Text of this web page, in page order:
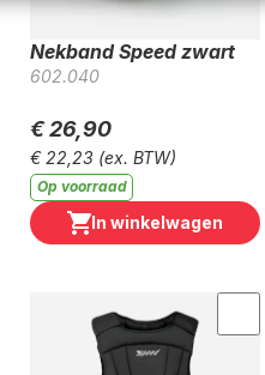
Nekband Speed zwart
602.040
€ 26,90
€ 22,23 (ex. BTW)
Op voorraad
In winkelwagen